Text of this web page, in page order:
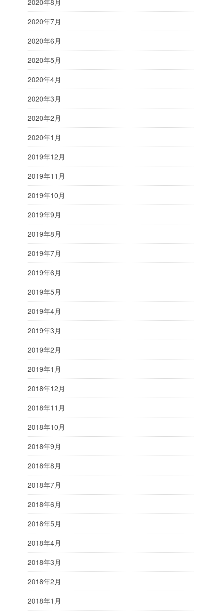
2020年8月
2020年7月
2020年6月
2020年5月
2020年4月
2020年3月
2020年2月
2020年1月
2019年12月
2019年11月
2019年10月
2019年9月
2019年8月
2019年7月
2019年6月
2019年5月
2019年4月
2019年3月
2019年2月
2019年1月
2018年12月
2018年11月
2018年10月
2018年9月
2018年8月
2018年7月
2018年6月
2018年5月
2018年4月
2018年3月
2018年2月
2018年1月